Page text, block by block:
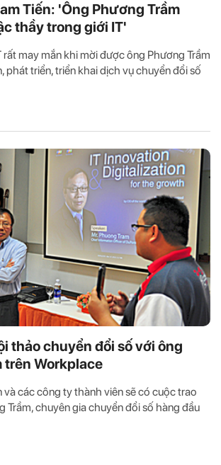
Tiến: 'Ông Phương Trầm
thầy trong giới IT'
rất may mắn khi mời được ông Phương Trầm
phát triển, triển khai dịch vụ chuyển đổi số
thảo chuyển đổi số với ông
trên Workplace
và các công ty thành viên sẽ có cuộc trao
Trầm, chuyên gia chuyển đổi số hàng đầu